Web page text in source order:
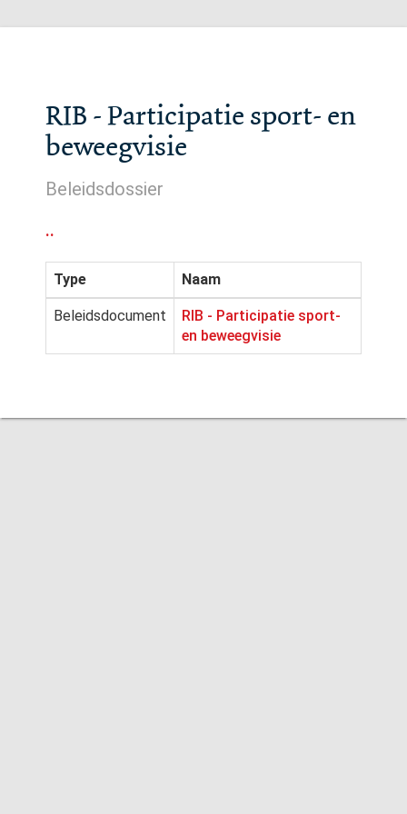
RIB - Participatie sport- en
beweegvisie
Beleidsdossier
..
Type Naam
Beleidsdocument
RIB - Participatie sport-
en beweegvisie